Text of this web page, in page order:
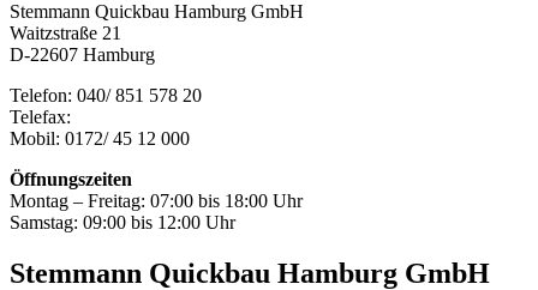
Stemmann Quickbau Hamburg GmbH
Waitzstraße 21
D-22607 Hamburg
Telefon: 040/ 851 578 20
Telefax:
Mobil: 0172/ 45 12 000
Öffnungszeiten
Montag – Freitag: 07:00 bis 18:00 Uhr
Samstag: 09:00 bis 12:00 Uhr
Stemmann Quickbau Hamburg GmbH